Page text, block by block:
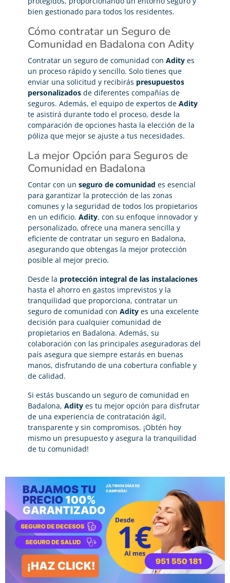
bien gestionado para todos los residentes.
Cómo contratar un Seguro de
Comunidad en Badalona con Adity
Contratar un seguro de comunidad con Adity es
un proceso rápido y sencillo. Solo tienes que
enviar una solicitud y recibirás presupuestos
personalizados de diferentes compañías de
seguros. Además, el equipo de expertos de Adity
te asistirá durante todo el proceso, desde la
comparación de opciones hasta la elección de la
póliza que mejor se ajuste a tus necesidades.
La mejor Opción para Seguros de
Comunidad en Badalona
Contar con un seguro de comunidad es esencial
para garantizar la protección de las zonas
comunes y la seguridad de todos los propietarios
en un edificio. Adity, con su enfoque innovador y
personalizado, ofrece una manera sencilla y
eficiente de contratar un seguro en Badalona,
asegurando que obtengas la mejor protección
posible al mejor precio.
Desde la protección integral de las instalaciones
hasta el ahorro en gastos imprevistos y la
tranquilidad que proporciona, contratar un
seguro de comunidad con Adity es una excelente
decisión para cualquier comunidad de
propietarios en Badalona. Además, su
colaboración con las principales aseguradoras del
país asegura que siempre estarás en buenas
manos, disfrutando de una cobertura confiable y
de calidad.
Si estás buscando un seguro de comunidad en
Badalona, Adity es tu mejor opción para disfrutar
de una experiencia de contratación ágil,
transparente y sin compromisos. ¡Obtén hoy
mismo un presupuesto y asegura la tranquilidad
de tu comunidad!